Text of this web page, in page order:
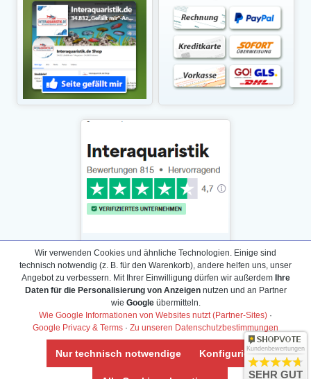
Daten­schutz­erklärung
Widerrufs­recht /Widerrufs­formular
AGB & Info
Impressum
Umwelt und Entsorgung
Wir verwenden Cookies und ähnliche Technologien. Einige sind
technisch notwendig (z. B. für den Warenkorb), andere helfen uns, unser
Angebot zu verbessern. Mit Ihrer Einwilligung dürfen wir außerdem Ihre
Daten für die Personalisierung von Anzeigennutzen und an Partner
wie Googleübermitteln.
Wie Google Informationen von Websites nutzt (Partner-Sites) ·
Google Privacy & Terms · Zu unseren Datenschutzbestimmungen
Nur technisch notwendige KonfigurierenKundenbewertungen
SEHR GUT